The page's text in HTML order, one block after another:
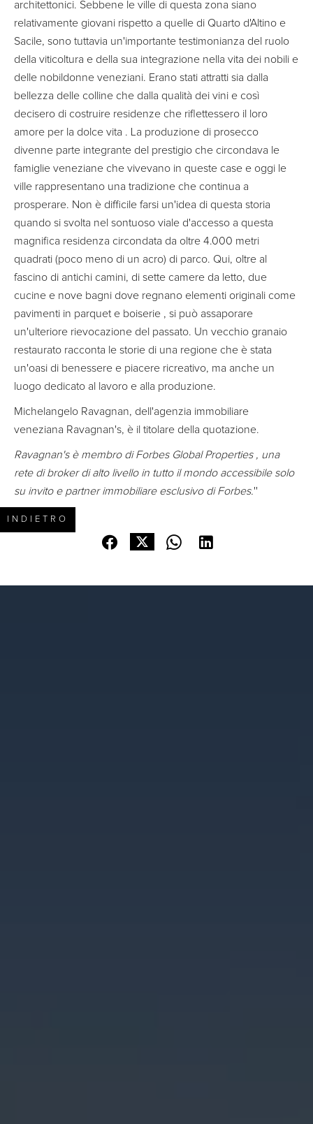
architettonici. Sebbene le ville di questa zona siano
relativamente giovani rispetto a quelle di Quarto d'Altino e
Sacile, sono tuttavia un'importante testimonianza del ruolo
della viticoltura e della sua integrazione nella vita dei nobili e
delle nobildonne veneziani. Erano stati attratti sia dalla
bellezza delle colline che dalla qualità dei vini e così
decisero di costruire residenze che riflettessero il loro
amore per la dolce vita . La produzione di prosecco
divenne parte integrante del prestigio che circondava le
famiglie veneziane che vivevano in queste case e oggi le
ville rappresentano una tradizione che continua a
prosperare. Non è difficile farsi un'idea di questa storia
quando si svolta nel sontuoso viale d'accesso a questa
magnifica residenza circondata da oltre 4.000 metri
quadrati (poco meno di un acro) di parco. Qui, oltre al
fascino di antichi camini, di sette camere da letto, due
cucine e nove bagni dove regnano elementi originali come
pavimenti in parquet e boiserie , si può assaporare
un'ulteriore rievocazione del passato. Un vecchio granaio
restaurato racconta le storie di una regione che è stata
un'oasi di benessere e piacere ricreativo, ma anche un
luogo dedicato al lavoro e alla produzione.
Michelangelo Ravagnan, dell'agenzia immobiliare
veneziana Ravagnan's, è il titolare della quotazione.
Ravagnan's è membro di Forbes Global Properties , una
rete di broker di alto livello in tutto il mondo accessibile solo
su invito e partner immobiliare esclusivo di Forbes. ''
INDIETRO